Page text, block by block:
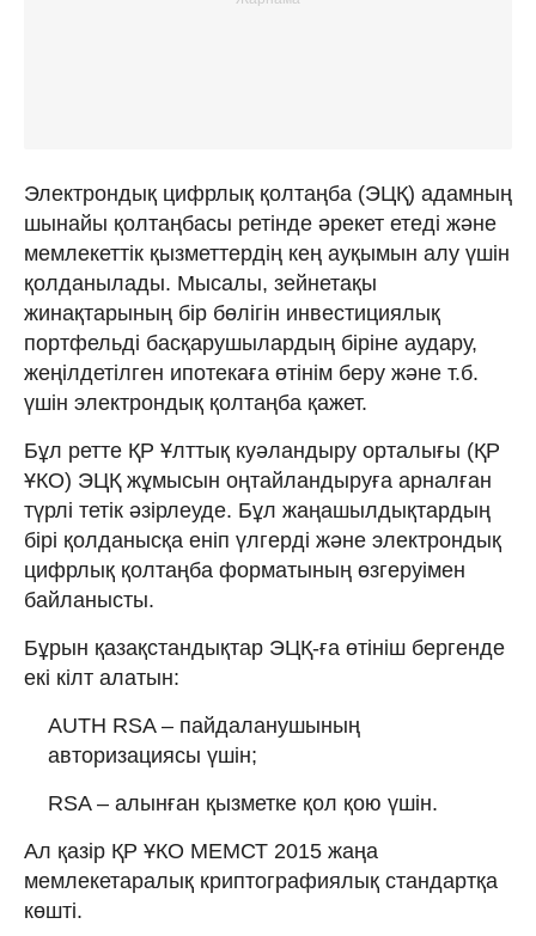
Электрондық цифрлық қолтаңба (ЭЦҚ) адамның
шынайы қолтаңбасы ретінде әрекет етеді және
мемлекеттік қызметтердің кең ауқымын алу үшін
қолданылады. Мысалы, зейнетақы
жинақтарының бір бөлігін инвестициялық
портфельді басқарушылардың біріне аудару,
жеңілдетілген ипотекаға өтінім беру және т.б.
үшін электрондық қолтаңба қажет.
Бұл ретте ҚР Ұлттық куәландыру орталығы (ҚР
ҰКО) ЭЦҚ жұмысын оңтайландыруға арналған
түрлі тетік әзірлеуде. Бұл жаңашылдықтардың
бірі қолданысқа еніп үлгерді және электрондық
цифрлық қолтаңба форматының өзгеруімен
байланысты.
Бұрын қазақстандықтар ЭЦҚ-ға өтініш бергенде
екі кілт алатын:
AUTH RSA – пайдаланушының
авторизациясы үшін;
RSA – алынған қызметке қол қою үшін.
Ал қазір ҚР ҰКО МЕМСТ 2015 жаңа
мемлекетаралық криптографиялық стандартқа
көшті.